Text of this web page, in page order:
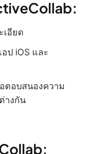
อียด
ป iOS และ
ตอบสนองความ
างกัน